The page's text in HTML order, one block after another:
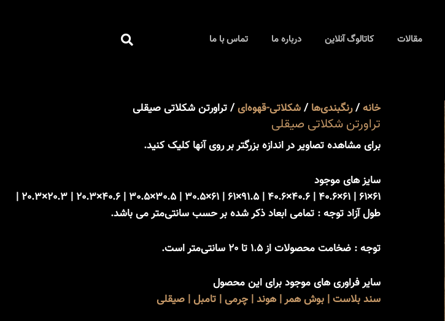
مقالات کاتالوگ آنلاین درباره ما تماس با ما جستجو
کردن
خانه/رنگبندی‌ها/شکلاتی-قهوه‌ای/ تراورتن شکلاتی صیقلی
تراورتن شکلاتی صیقلی
برای مشاهده تصاویر در اندازه بزرگتر بر روی آنها کلیک کنید.
سایز های موجود
61×61 | 61×40.6 | 40.6×40.6 | 91.5×61 | 61×30.5 | 30.5×30.5 | 40.6×20.3 | 20.3×20.3 |
طول آزاد توجه : تمامی ابعاد ذکر شده بر حسب سانتی‌متر می باشد.
توجه : ضخامت محصولات از 1.5 تا 20 سانتی‌متر است.
سایر فراوری های موجود برای این محصول
سند بلاست | بوش همر | هوند | چرمی | تامبل | صیقلی
صیقلی